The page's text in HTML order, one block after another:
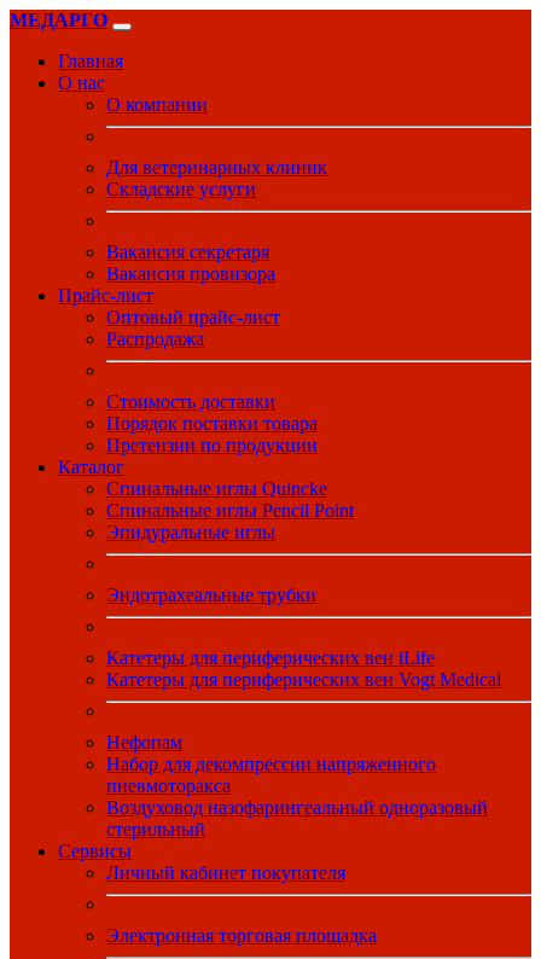
МЕДАРГО
Главная
О нас
О компании
Для ветеринарных клиник
Складские услуги
Вакансия секретаря
Вакансия провизора
Прайс-лист
Оптовый прайс-лист
Распродажа
Стоимость доставки
Порядок поставки товара
Претензии по продукции
Каталог
Спинальные иглы Quincke
Спинальные иглы Pencil Point
Эпидуральные иглы
Эндотрахеальные трубки
Катетеры для периферических вен iLife
Катетеры для периферических вен Vogt Medical
Нефопам
Набор для декомпрессии напряженного
пневмоторакса
Воздуховод назофарингеальный одноразовый
стерильный
Сервисы
Личный кабинет покупателя
Электронная торговая площадка